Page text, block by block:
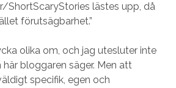
ShortScaryStories lästes upp, då
förutsägbarhet.”
olika om, och jag utesluter inte
bloggaren säger. Men att
specifik, egen och